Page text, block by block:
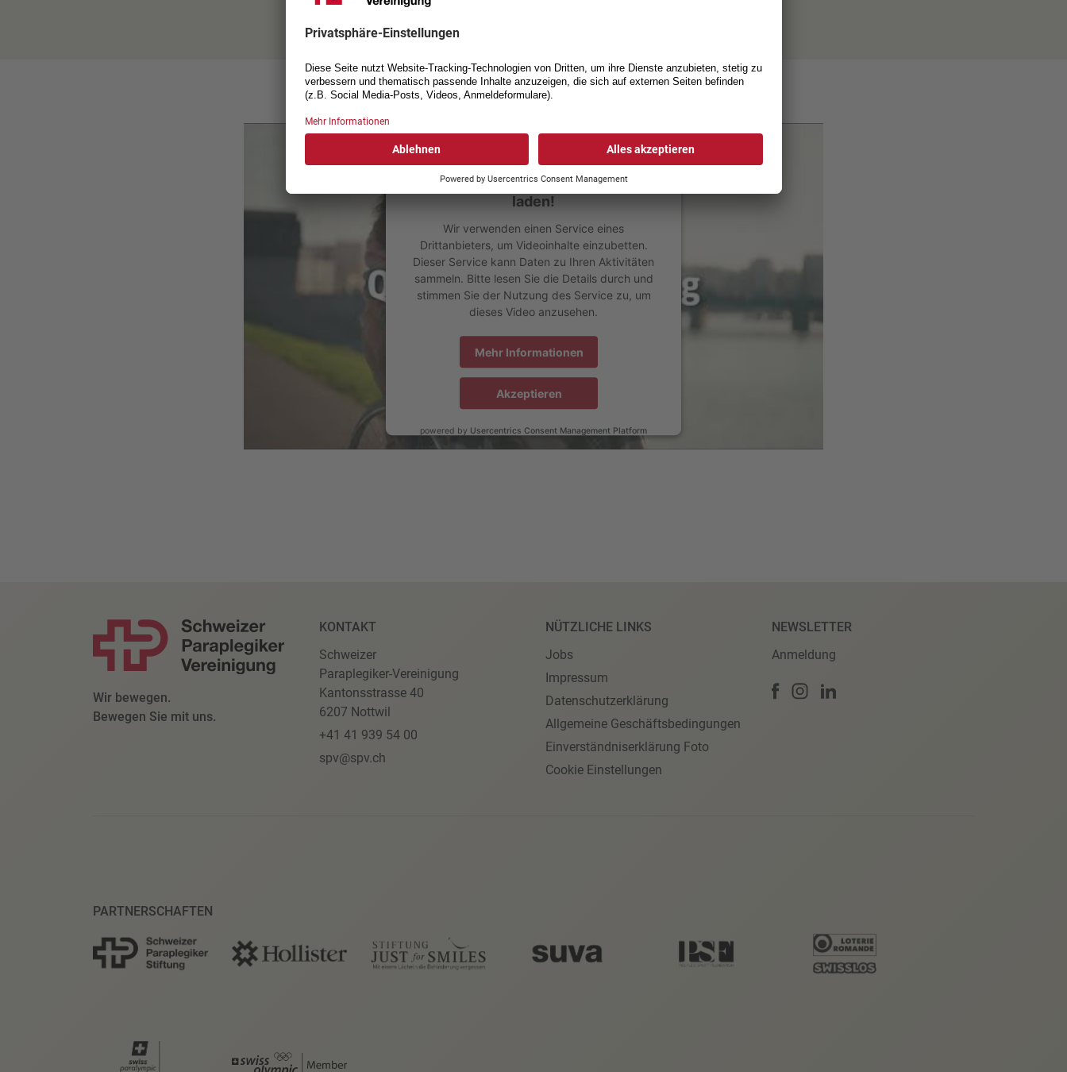
PROGRAMM
Wir benötigen Ihre Zustimmung, um
den YouTube Video-Service zu
laden!
Wir verwenden einen Service eines
Drittanbieters, um Videoinhalte einzubetten.
Dieser Service kann Daten zu Ihren Aktivitäten
sammeln. Bitte lesen Sie die Details durch und
stimmen Sie der Nutzung des Service zu, um
dieses Video anzusehen.
Mehr Informationen
Akzeptieren
powered by Usercentrics Consent Management Platform
Wir bewegen.
Bewegen Sie mit uns.
KONTAKT
Schweizer
Paraplegiker-Vereinigung
Kantonsstrasse 40
6207 Nottwil
+41 41 939 54 00
spv@spv.ch
NÜTZLICHE LINKS
Jobs
Impressum
Datenschutzerklärung
Allgemeine Geschäftsbedingungen
Einverständniserklärung Foto
Cookie Einstellungen
NEWSLETTER
Anmeldung
PARTNERSCHAFTEN